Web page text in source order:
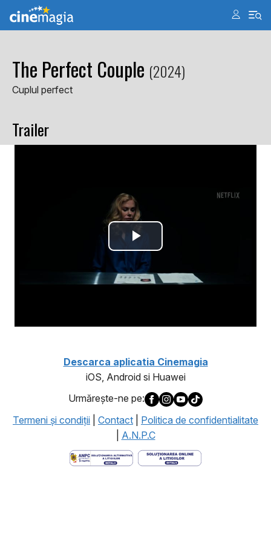
The Perfect Couple (2024)
Cuplul perfect
Trailer
Descarca aplicatia Cinemagia
iOS, Android si Huawei
Urmăreşte-ne pe:
Termeni şi condiţii
Contact
Politica de confidentialitate
A.N.P.C